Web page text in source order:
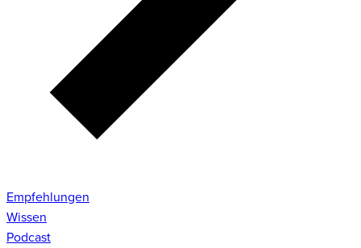
Empfehlungen
Wissen
Podcast